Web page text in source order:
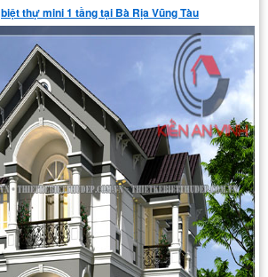
biệt thự mini 1 tầng tại Bà Rịa Vũng Tàu